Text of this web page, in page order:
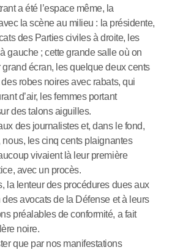
a été l’espace même, la
la scène au milieu : la présidente,
des Parties civiles à droite, les
gauche ; cette grande salle où on
écran, les quelque deux cents
robes noires avec rabats, qui
d’air, les femmes portant
des talons aiguilles.
des journalistes et, dans le fond,
les cinq cents plaignantes
vivaient là leur première
avec un procès.
la lenteur des procédures dues aux
des avocats de la Défense et à leurs
préalables de conformité, a fait
noire.
que par nos manifestations